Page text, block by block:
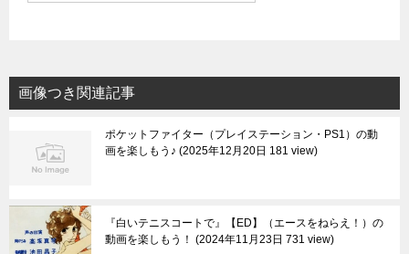
画像つき関連記事
ポケットファイター（プレイステーション・PS1）の動
画を楽しもう♪ 2025年12月20日 181 view
『白いテニスコートで』【ED】（エースをねらえ！）の
動画を楽しもう！
2024年11月23日 731 view